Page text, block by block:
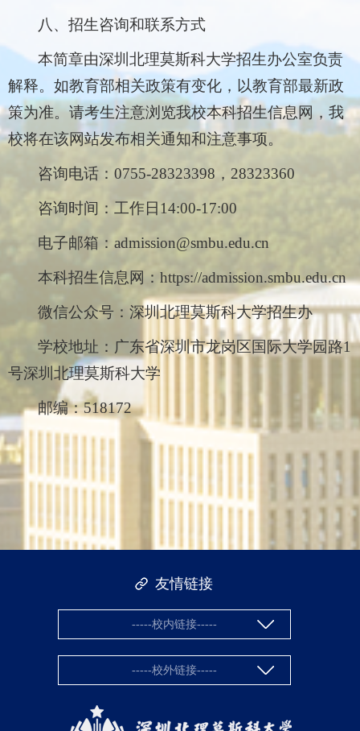
八、招生咨询和联系方式
本简章由深圳北理莫斯科大学招生办公室负责
解释。如教育部相关政策有变化，以教育部最新政
策为准。请考生注意浏览我校本科招生信息网，我
校将在该网站发布相关通知和注意事项。
咨询电话：0755-28323398，28323360
咨询时间：工作日14:00-17:00
电子邮箱：admission@smbu.edu.cn
本科招生信息网：https://admission.smbu.edu.cn
微信公众号：深圳北理莫斯科大学招生办
学校地址：广东省深圳市龙岗区国际大学园路1
号深圳北理莫斯科大学
邮编：518172
友情链接
-----校内链接-----
-----校外链接-----